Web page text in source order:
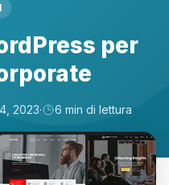
per
2023· 6 min di lettura